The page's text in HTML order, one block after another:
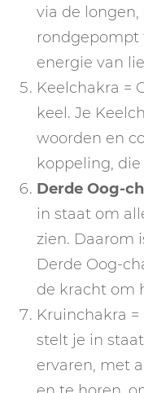
via de
rondgepompt
energie van
Keelchakra =
keel. Je
woorden en
koppeling,
Derde Oog-
in staat om
zien. Daarom
Derde Oog-
de kracht om
Kruinchakra
stelt je in
ervaren, met